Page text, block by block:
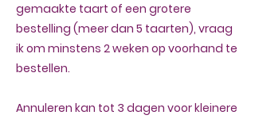
gemaakte taart of een grotere
bestelling (meer dan 5 taarten), vraag
ik om minstens 2 weken op voorhand te
bestellen.
Annuleren kan tot 3 dagen voor kleinere